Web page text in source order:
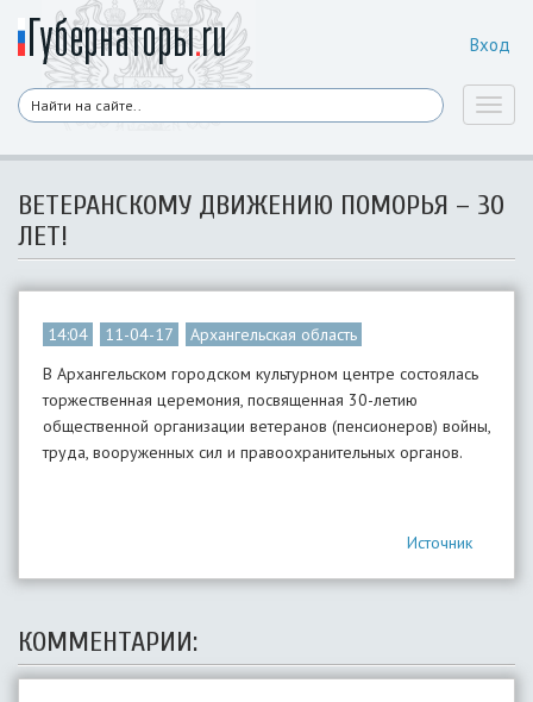
Вход
ВЕТЕРАНСКОМУ ДВИЖЕНИЮ ПОМОРЬЯ – 30
ЛЕТ!
14:04 11-04-17
Архангельская область
В Архангельском городском культурном центре состоялась
торжественная церемония, посвященная 30-летию
общественной организации ветеранов (пенсионеров) войны,
труда, вооруженных сил и правоохранительных органов.
Источник
КОММЕНТАРИИ: